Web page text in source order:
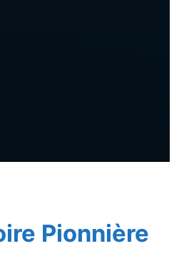
Pionnière